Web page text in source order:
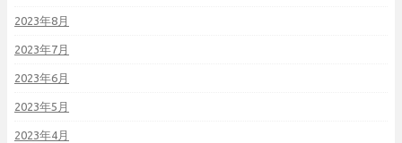
2023年8月
2023年7月
2023年6月
2023年5月
2023年4月